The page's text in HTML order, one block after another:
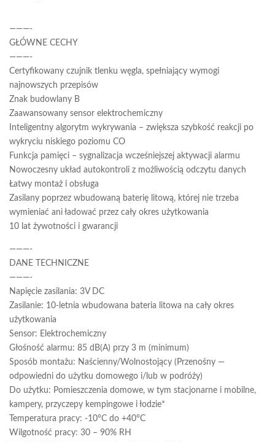
———-
GŁÓWNE CECHY
———-
Certyfikowany czujnik tlenku węgla, spełniający wymogi
najnowszych przepisów
Znak budowlany B
Zaawansowany sensor elektrochemiczny
Inteligentny algorytm wykrywania – zwiększa szybkość reakcji po
wykryciu niskiego poziomu CO
Funkcja pamięci – sygnalizacja wcześniejszej aktywacji alarmu
Nowoczesny układ autokontroli z możliwością odczytu danych
Łatwy montaż i obsługa
Zasilany poprzez wbudowaną baterię litową, której nie trzeba
wymieniać ani ładować przez cały okres użytkowania
10 lat żywotności i gwarancji
———-
DANE TECHNICZNE
———-
Napięcie zasilania: 3V DC
Zasilanie: 10-letnia wbudowana bateria litowa na cały okres
użytkowania
Sensor: Elektrochemiczny
Głośność alarmu: 85 dB(A) przy 3 m (minimum)
Sposób montażu: Naścienny/Wolnostojący (Przenośny —
odpowiedni do użytku domowego i/lub w podróży)
Do użytku: Pomieszczenia domowe, w tym stacjonarne i mobilne,
kampery, przyczepy kempingowe i łodzie*
Temperatura pracy: -10°C do +40°C
Wilgotność pracy: 30 – 90% RH